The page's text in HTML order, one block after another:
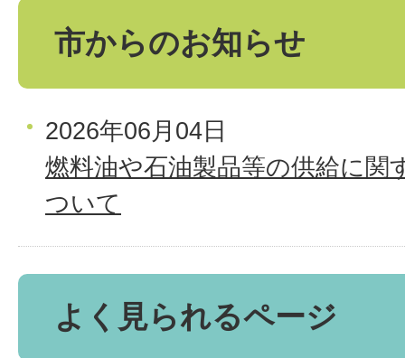
市からのお知らせ
2026年06月04日
燃料油や石油製品等の供給に関
ついて
よく見られるページ